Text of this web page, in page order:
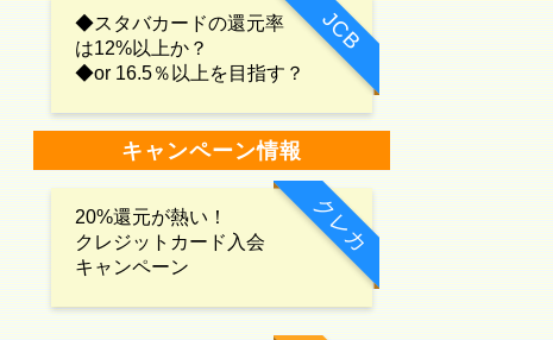
JCB
◆スタバカードの還元率
は12%以上か？
◆or 16.5％以上を目指す？
キャンペーン情報
クレカ
20%還元が熱い！
クレジットカード入会
キャンペーン